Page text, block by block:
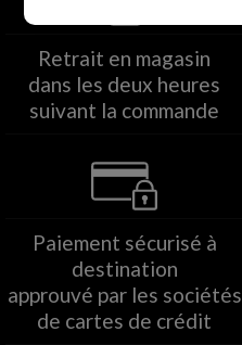
Retrait en magasin
dans les deux heures
suivant la commande
Paiement sécurisé à
destination
approuvé par les sociétés
de cartes de crédit